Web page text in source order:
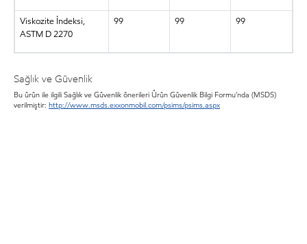
Viskozite İndeksi,
ASTM D 2270
99 99 99
Sağlık ve Güvenlik
Bu ürün ile ilgili Sağlık ve Güvenlik önerileri Ürün Güvenlik Bilgi Formu’nda (MSDS)
verilmiştir: http://www.msds.exxonmobil.com/psims/psims.aspx